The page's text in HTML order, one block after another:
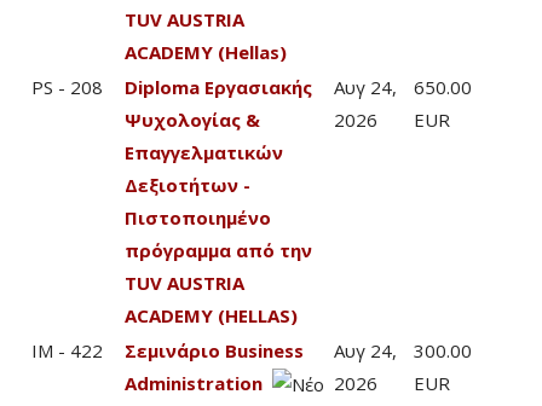
TUV AUSTRIA
ACADEMY (Hellas)
PS - 208
Diploma Εργασιακής
Ψυχολογίας &
Επαγγελματικών
Δεξιοτήτων -
Πιστοποιημένο
πρόγραμμα από την
TUV AUSTRIA
ACADEMY (HELLAS)
Αυγ 24,
2026
650.00
EUR
IM - 422
Σεμινάριο Business
Administration
Αυγ 24,
2026
300.00
EUR